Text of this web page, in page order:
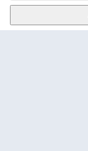
Mo - Fr
Tel.